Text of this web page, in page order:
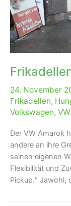
24. November
Frikadellen,
Volkswagen,
Der VW Amarok
andere an ihre
seinen eigenen
Flexibilität und
Pickup.“